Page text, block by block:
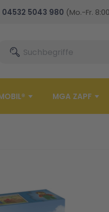
04532 5043 980 (Mo.-Fr.
SucheSuche
MGA ZAPF